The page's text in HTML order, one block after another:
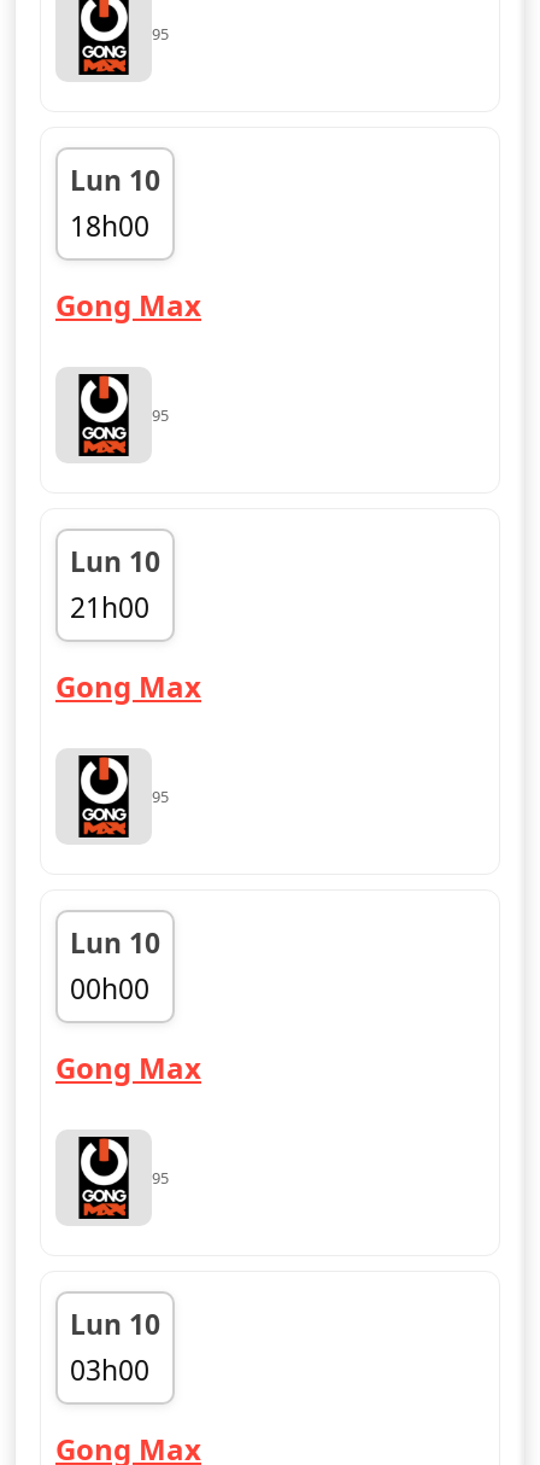
95
Lun 10
18h00
fin 21h00
Gong Max— Gong Max
95
Lun 10
21h00
fin 00h00
Gong Max— Gong Max
95
Lun 10
00h00
fin 03h00
Gong Max— Gong Max
95
Lun 10
03h00
fin 06h00
Gong Max— Gong Max